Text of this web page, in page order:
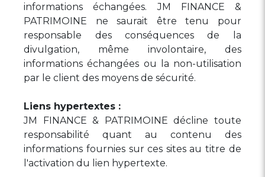
informations échangées. JM FINANCE &
PATRIMOINE ne saurait être tenu pour
responsable des conséquences de la
divulgation, même involontaire, des
informations échangées ou la non-utilisation
par le client des moyens de sécurité.
Liens hypertextes :
JM FINANCE & PATRIMOINE décline toute
responsabilité quant au contenu des
informations fournies sur ces sites au titre de
l'activation du lien hypertexte.